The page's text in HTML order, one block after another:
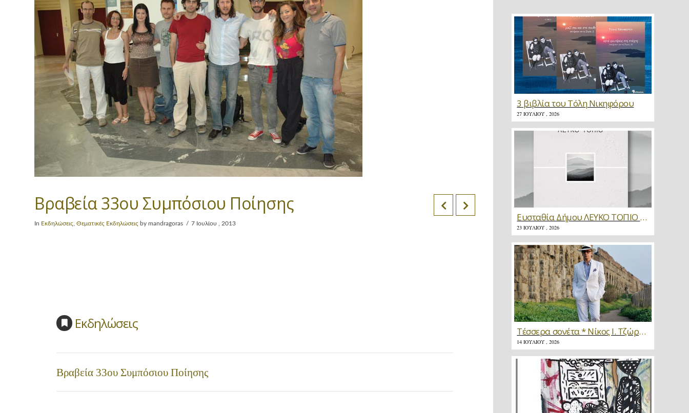
Βραβεία 33ου Συμπόσιου Ποίησης
In Εκδηλώσεις ,Θεματικές Εκδηλώσεις by mandragoras 7 Ιουλίου , 2013
Εκδηλώσεις
Βραβεία 33ου Συμπόσιου Ποίησης
3 βιβλία του Τόλη Νικηφόρου
27 ΙΟΥΛΊΟΥ , 2026
Ευσταθία Δήμου ΛΕΥΚΟ ΤΟΠΙΟ * Κριτική
23 ΙΟΥΛΊΟΥ , 2026
Τέσσερα σονέτα * Νίκος Ι. Τζώρτζης
14 ΙΟΥΛΊΟΥ , 2026